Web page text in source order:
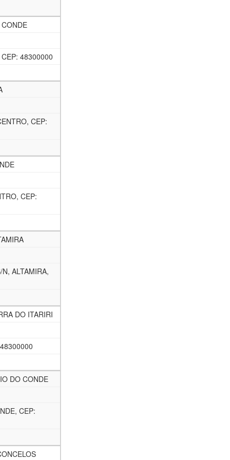
48300000
CEP:
CEP:
ALTAMIRA,
DO ITARIRI
DO CONDE
CEP: